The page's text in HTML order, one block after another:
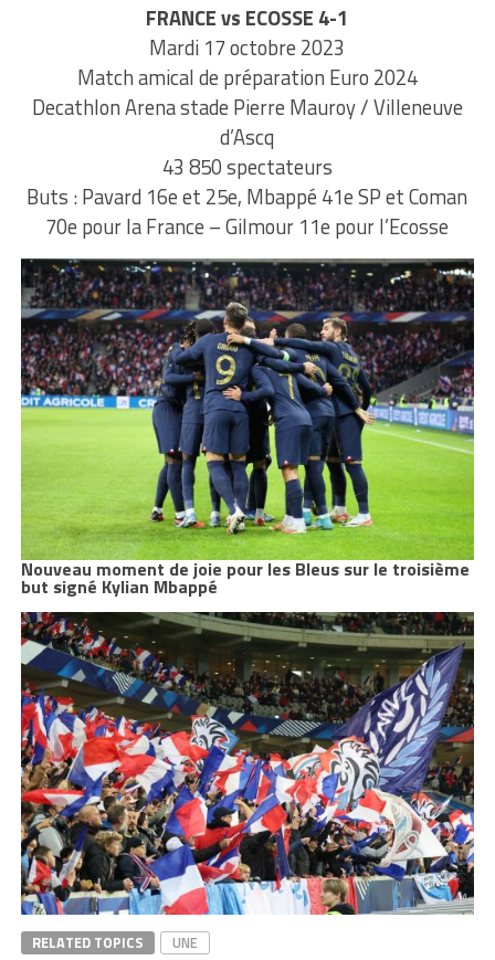
FRANCE vs ECOSSE 4-1
Mardi 17 octobre 2023
Match amical de préparation Euro 2024
Decathlon Arena stade Pierre Mauroy / Villeneuve
d’Ascq
43 850 spectateurs
Buts : Pavard 16e et 25e, Mbappé 41e SP et Coman
70e pour la France – Gilmour 11e pour l’Ecosse
Nouveau moment de joie pour les Bleus sur le troisième
but signé Kylian Mbappé
RELATED TOPICS UNE